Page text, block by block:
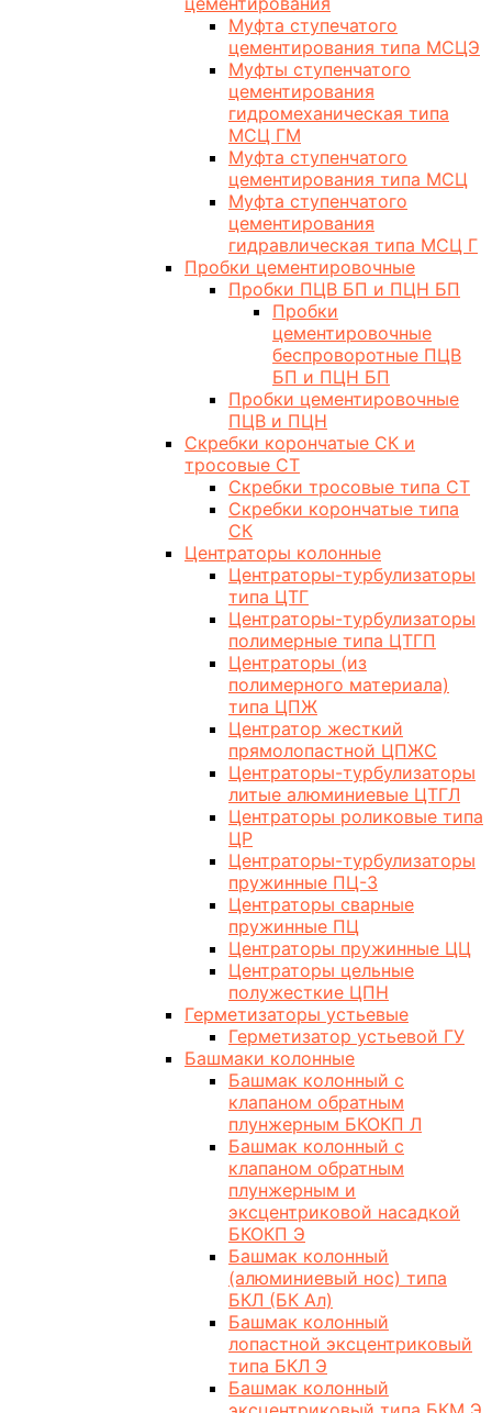
Муфта ступечатого
цементирования типа МСЦЭ
Муфты ступенчатого
цементирования
гидромеханическая типа
МСЦ ГМ
Муфта ступенчатого
цементирования типа МСЦ
Муфта ступенчатого
цементирования
гидравлическая типа МСЦ Г
Пробки цементировочные
Пробки ПЦВ БП и ПЦН БП
Пробки
цементировочные
беспроворотные ПЦВ
БП и ПЦН БП
Пробки цементировочные
ПЦВ и ПЦН
Скребки корончатые СК и
тросовые СТ
Скребки тросовые типа СТ
Скребки корончатые типа
СК
Центраторы колонные
Центраторы-турбулизаторы
типа ЦТГ
Центраторы-турбулизаторы
полимерные типа ЦТГП
Центраторы (из
полимерного материала)
типа ЦПЖ
Центратор жесткий
прямолопастной ЦПЖС
Центраторы-турбулизаторы
литые алюминиевые ЦТГЛ
Центраторы роликовые типа
ЦР
Центраторы-турбулизаторы
пружинные ПЦ-3
Центраторы сварные
пружинные ПЦ
Центраторы пружинные ЦЦ
Центраторы цельные
полужесткие ЦПН
Герметизаторы устьевые
Герметизатор устьевой ГУ
Башмаки колонные
Башмак колонный с
клапаном обратным
плунжерным БКОКП Л
Башмак колонный с
клапаном обратным
плунжерным и
эксцентриковой насадкой
БКОКП Э
Башмак колонный
(алюминиевый нос) типа
БКЛ (БК Ал)
Башмак колонный
лопастной эксцентриковый
типа БКЛ Э
Башмак колонный